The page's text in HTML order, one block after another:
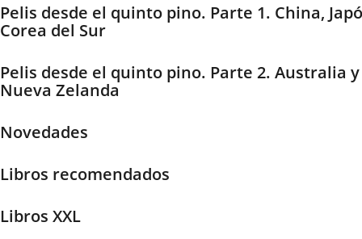
Pelis desde el quinto pino. Parte 1. China,
Corea del Sur
Pelis desde el quinto pino. Parte 2. Australia y
Nueva Zelanda
Novedades
Libros recomendados
Libros XXL